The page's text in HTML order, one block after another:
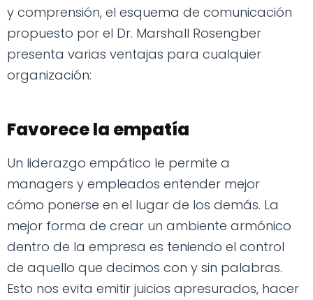
y comprensión, el esquema de comunicación
propuesto por el Dr. Marshall Rosengber
presenta varias ventajas para cualquier
organización:
Favorece la empatía
Un liderazgo empático le permite a
managers y empleados entender mejor
cómo ponerse en el lugar de los demás. La
mejor forma de crear un ambiente armónico
dentro de la empresa es teniendo el control
de aquello que decimos con y sin palabras.
Esto nos evita emitir juicios apresurados, hacer